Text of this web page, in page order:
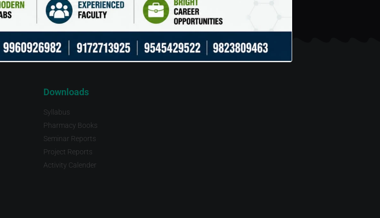
Downloads
Syllabus
Pharmacy Books
Seminar Reports
Project Reports
Activity Calender